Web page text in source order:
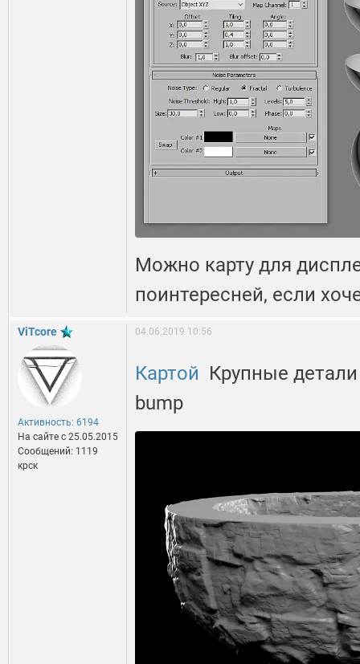
Можно карту для
поинтересней, если
ViTcore
Активность: 6194
На сайте c 25.05.2015
Сообщений: 1119
крск
04.06.2019 10:56
Картой Крупные
bump